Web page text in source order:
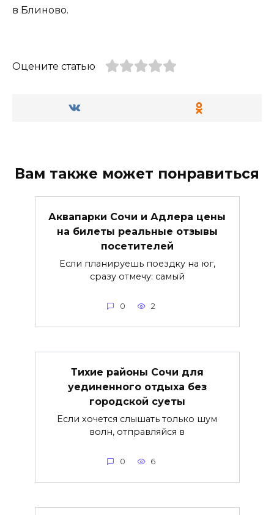
в Блиново.
Оцените статью
Вам также может понравиться
Аквапарки Сочи и Адлера цены
на билеты реальные отзывы
посетителей
Если планируешь поездку на юг,
сразу отмечу: самый
0 2
Тихие районы Сочи для
уединенного отдыха без
городской суеты
Если хочется слышать только шум
волн, отправляйся в
0 6